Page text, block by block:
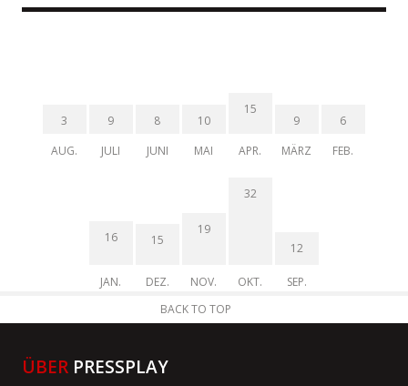
3
AUG.
9
JULI
8
JUNI
10
MAI
15
APR.
9
MÄRZ
6
FEB.
16
JAN.
15
DEZ.
19
NOV.
32
OKT.
12
SEP.
BACK TO TOP
ÜBER PRESSPLAY